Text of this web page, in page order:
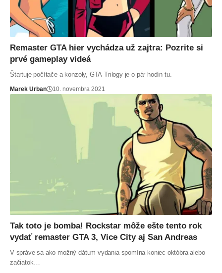
Remaster GTA hier vychádza už zajtra: Pozrite si
prvé gameplay videá
Štartuje počítače a konzoly, GTA Trilogy je o pár hodín tu.
Marek Urban 10. novembra 2021
Tak toto je bomba! Rockstar môže ešte tento rok
vydať remaster GTA 3, Vice City aj San Andreas
V správe sa ako možný dátum vydania spomína koniec októbra alebo
začiatok…